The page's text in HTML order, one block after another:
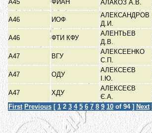
А45 ФИАН АЛАКОЗ А.В.
А46 ИОФ
АЛЕКСАНДРОВ
Д.И.
А46 ФТИ КФУ
АЛЕНТЬЕВ
Д.В.
А47 ВГУ
АЛЕКСЕЕНКО
С.П.
А47 ОДУ
АЛЕКСЕЄВ
І.Ю.
А47 ХДУ
АЛЕКСЕЄВ
Є.А.
First Previous [ 1 2 3 4 5 6 7 8 9 10 of 94 ] Next